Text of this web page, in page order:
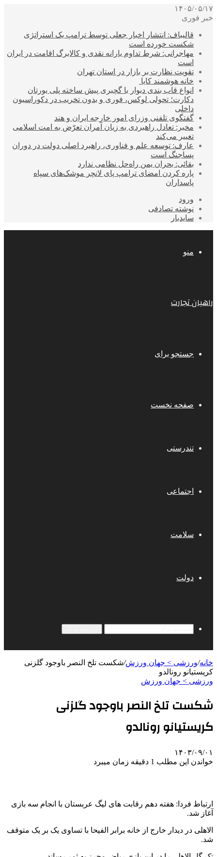
۱۴۰۵/۰۵/۱۷
خبر فوری
قالیباف: انتشار اخبار جعلی توسط ترامپ یک استراتژی
شکست خورده است
مهاجرانی: شرط تداوم یارانه نقدی و کالابرگ اقامت در ایران
است
تقویت نظارت بر بازار در استان تهران
خانه هوشمند کایا
انواع قاب بندی دیوار با گچبری پیش ساخته پلی یورتان
دکارت؛ تحولی لوکس، فوری و بدون تخریب در دکوراسیون
داخلی
گفتگوی تلفنی وزرای امور خارجه ایران و هند
مخبر: تعادل راهبردی به زیان آمران تعرّض به امت اسلامی
تغییر می‌کند
عارف: توسعه علم و فناوری، راهبرد اصلی دولت در دوران
پساجنگ است
بقائی: بحران یمن راه‌حل نظامی ندارد
پاره کردن امضای ترامپ پای لانچر موشک‌های سپاه
پاسداران
ورود
نوشته تصادفی
سایدبار
منو
راهیان تجارت
جستجو برای
صفحه نخست
تندرستی
اجتماعی
سلامت
دولت
خانه/ورزشی > جهان ورزش/شکست تلخ النصر باوجود گلزنی
کریستیانو رونالدو
ورزشی > جهان ورزش
شکست تلخ النصر باوجود گلزنی
کریستیانو رونالدو
۱۴۰۳/۰۹/۰۱
خواندن این مطلب 1 دقیقه زمان میبرد
ارتباط فردا: هفته دهم رقابت های لیگ عربستان با انجام سه بازی
آغاز شد.
الاهلی در دیدار خارج از خانه برابر الفیحا با تساوی یک بر یک متوقف
شد.